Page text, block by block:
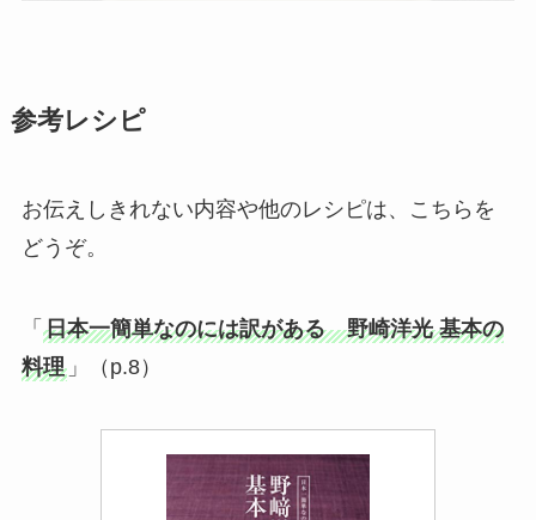
参考レシピ
お伝えしきれない内容や他のレシピは、こちらを
どうぞ。
「 日本一簡単なのには訳がある 野崎洋光 基本の
料理」（p.8）